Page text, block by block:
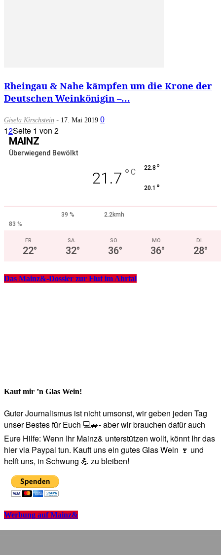
Rheingau & Nahe kämpfen um die Krone der
Deutschen Weinkönigin –...
Gisela Kirschstein - 17. Mai 2019 0
12Seite 1 von 2
MAINZ
Überwiegend Bewölkt
21.7 ° C 22.8 °
20.1 °
39 %
2.2kmh
83 %
FR.
22°
SA.
32°
SO.
36°
MO.
36°
DI.
28°
Das Mainz&-Dossier zur Flut im Ahrtal
Kauf mir ’n Glas Wein!
Guter Journalismus ist nicht umsonst, wir geben jeden Tag
unser Bestes für Euch 💻🚙- aber wir brauchen dafür auch
Eure Hilfe: Wenn Ihr Mainz& unterstützen wollt, könnt Ihr das
hier via Paypal tun. Kauft uns ein gutes Glas Wein 🍷 und
helft uns, in Schwung 💪 zu bleiben!
Werbung auf Mainz&